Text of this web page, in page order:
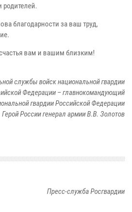
родителей.
благодарности за ваш труд,
вам и вашим близким!
службы войск национальной гвардии
Федерации – главнокомандующий
гвардии Российской Федерации
Герой России генерал армии В.В. Золотов
Пресс-служба Росгвардии